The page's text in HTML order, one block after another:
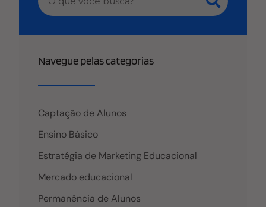
Navegue pelas categorias
Captação de Alunos
Ensino Básico
Estratégia de Marketing Educacional
Mercado educacional
Permanência de Alunos